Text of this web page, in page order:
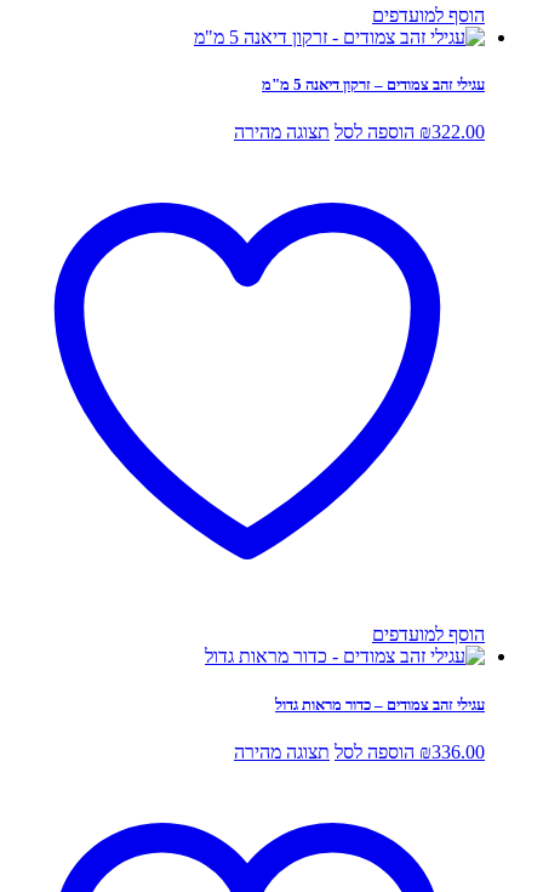
הוסף למועדפים
עגילי זהב צמודים – זרקון דיאנה 5 מ"מ
₪322.00 הוספה לסל תצוגה מהירה
הוסף למועדפים
עגילי זהב צמודים – כדור מראות גדול
₪336.00 הוספה לסל תצוגה מהירה